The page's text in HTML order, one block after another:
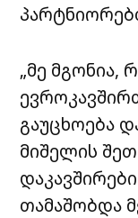
„მე მგონია,
გაუცხოება
მიშელის
თამაშობდა